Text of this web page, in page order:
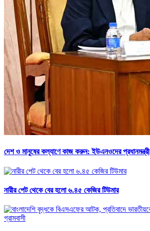
দেশ ও মানুষের কল্যাণে কাজ করুন: ইউএনওদের প্রধানমন্ত্রী
নারীর পেট থেকে বের হলো ৬.৪৫ কেজির টিউমার